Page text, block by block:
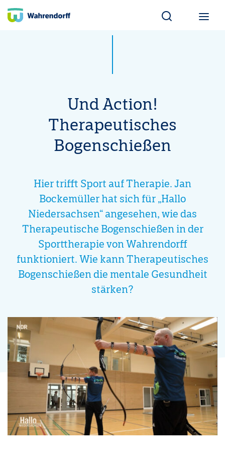
Wahrendorff
Und Action!
Therapeutisches
Bogenschießen
Hier trifft Sport auf Therapie. Jan
Bockemüller hat sich für „Hallo
Niedersachsen“ angesehen, wie das
Therapeutische Bogenschießen in der
Sporttherapie von Wahrendorff
funktioniert. Wie kann Therapeutisches
Bogenschießen die mentale Gesundheit
stärken?